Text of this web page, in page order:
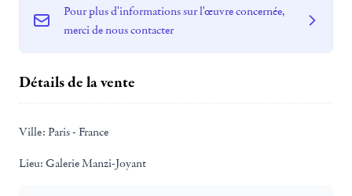
Pour plus d'informations sur l'œuvre concernée,
merci de nous contacter
Détails de la vente
Ville: Paris - France
Lieu: Galerie Manzi-Joyant